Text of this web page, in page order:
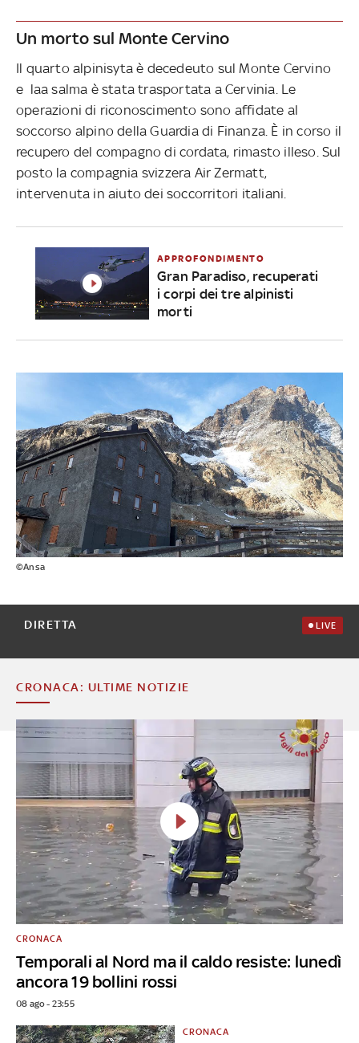
Un morto sul Monte Cervino
Il quarto alpinisyta è decedeuto sul Monte Cervino
e laa salma è stata trasportata a Cervinia. Le
operazioni di riconoscimento sono affidate al
soccorso alpino della Guardia di Finanza. È in corso il
recupero del compagno di cordata, rimasto illeso. Sul
posto la compagnia svizzera Air Zermatt,
intervenuta in aiuto dei soccorritori italiani.
APPROFONDIMENTO
Gran Paradiso, recuperati
i corpi dei tre alpinisti
morti
©Ansa
DIRETTA LIVE
CRONACA: ULTIME NOTIZIE
Temporali al Nord ma il caldo resiste: lunedì
ancora 19 bollini rossi
CRONACA
08 ago - 23:55
CRONACA